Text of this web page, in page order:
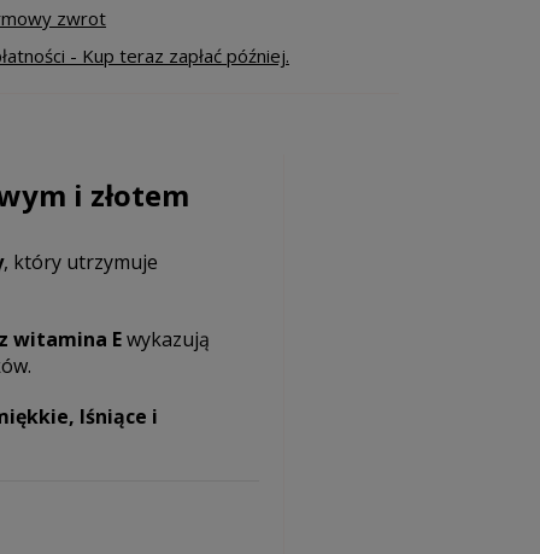
zwrot
- Kup teraz zapłać później.
i złotem
, który utrzymuje
witamina Ewykazują
lśniące i